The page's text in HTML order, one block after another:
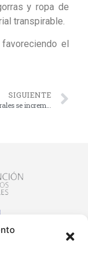
y ropa de
transpirable.
el
SIGUIENTE